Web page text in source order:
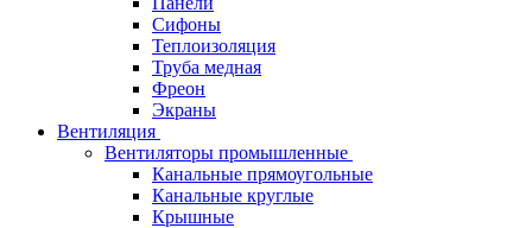
Сифоны
Теплоизоляция
Труба медная
Фреон
Экраны
Вентиляция
Вентиляторы промышленные
Канальные прямоугольные
Канальные круглые
Крышные